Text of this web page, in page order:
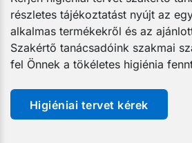
részletes tájékoztatást nyújt az
alkalmas termékekről és az
Szakértő tanácsadóink szakmai
fel Önnek a tökéletes higiénia
Higiéniai tervet kérek